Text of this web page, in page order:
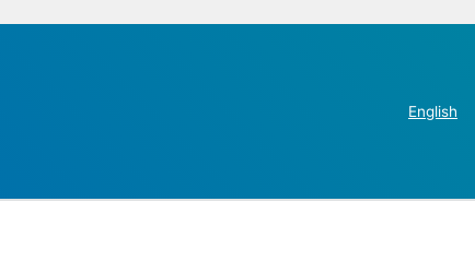
English